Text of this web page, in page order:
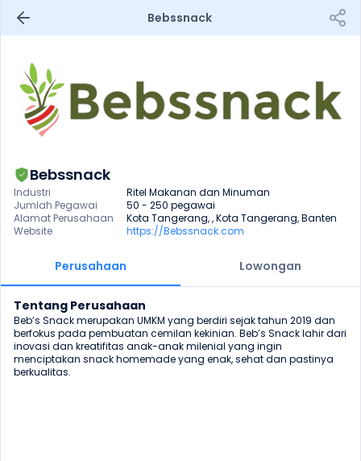
Bebssnack
Bebssnack
Industri
Ritel Makanan dan Minuman
Jumlah Pegawai
50 - 250 pegawai
Alamat Perusahaan
Kota Tangerang, , Kota Tangerang, Banten
Website
https://Bebssnack.com
Perusahaan Lowongan
Tentang Perusahaan
Beb’s Snack merupakan UMKM yang berdiri sejak tahun 2019 dan
berfokus pada pembuatan cemilan kekinian. Beb’s Snack lahir dari
inovasi dan kreatifitas anak-anak milenial yang ingin
menciptakan snack homemade yang enak, sehat dan pastinya
berkualitas.